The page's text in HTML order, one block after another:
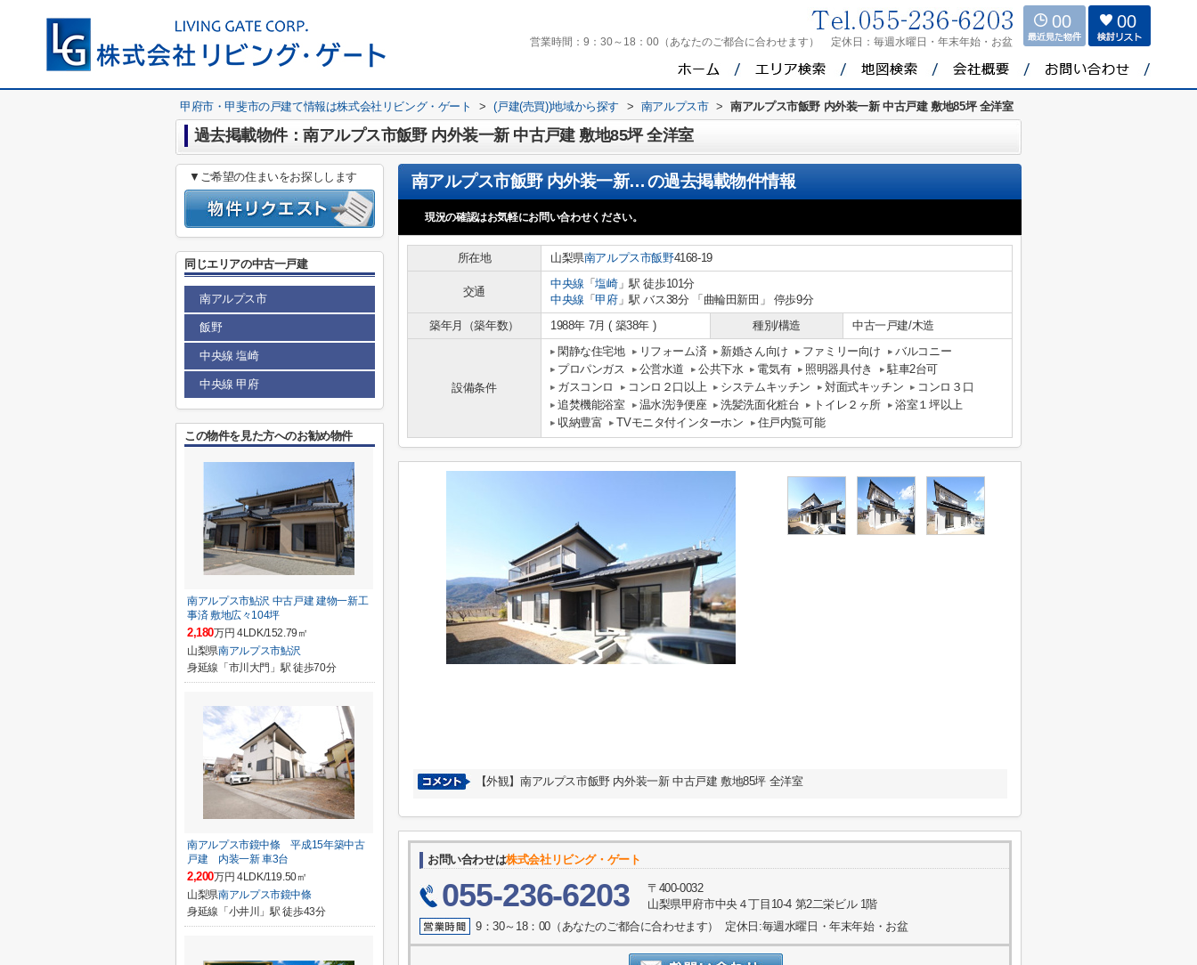
営業時間： 9：30～18：00（あなたのご都合に合わせます） 定休日： 毎週水曜日・年末年始・お盆
00 00
甲府市・甲斐市の戸建て情報は株式会社リビング・ゲート > (戸建(売買))地域から探す > 南アルプス市 > 南アルプス市飯野 内外装一新 中古戸建 敷地85坪 全洋室
過去掲載物件：南アルプス市飯野 内外装一新 中古戸建 敷地85坪 全洋室
南アルプス市飯野 内外装一新 中古戸建 敷地85坪 全洋室の過去掲載物件情報
現況の確認はお気軽にお問い合わせください。
所在地 山梨県南アルプス市飯野4168-19
交通
中央線 「塩崎」駅 徒歩101分
中央線 「甲府」駅 バス38分 「曲輪田新田」 停歩9分
築年月（築年数）
1988年 7月 ( 築38年 ) 種別/構造 中古一戸建/木造
設備条件
閑静な住宅地 リフォーム済 新婚さん向け ファミリー向け
バルコニー
プロパンガス
公営水道 公共下水 電気有 照明器具付き
駐車2台可
ガスコンロ
コンロ２口以上 システムキッチン 対面式キッチン
コンロ３口
追焚機能浴室
温水洗浄便座 洗髪洗面化粧台 トイレ２ヶ所
浴室１坪以上
収納豊富
TVモニタ付インターホン 住戸内覧可能
【外観】南アルプス市飯野 内外装一新 中古戸建 敷地85坪 全洋室
お問い合わせは株式会社リビング・ゲート
055-236-6203
〒400-0032
山梨県甲府市中央４丁目10-4 第2二栄ビル 1階
9：30～18：00（あなたのご都合に合わせます） 定休日:毎週水曜日・年末年始・お盆
▼ご希望の住まいをお探しします
同じエリアの中古一戸建
南アルプス市
飯野
中央線 塩崎
中央線 甲府
この物件を見た方へのお勧め物件
南アルプス市鮎沢 中古戸建 建物一新工
事済 敷地広々104坪
2,180万円 4LDK/152.79㎡
山梨県南アルプス市鮎沢
身延線「市川大門」駅 徒歩70分
南アルプス市鏡中條 平成15年築中古
戸建 内装一新 車3台
2,200万円 4LDK/119.50㎡
山梨県南アルプス市鏡中條
身延線「小井川」駅 徒歩43分